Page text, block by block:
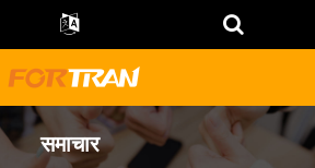
समाचार